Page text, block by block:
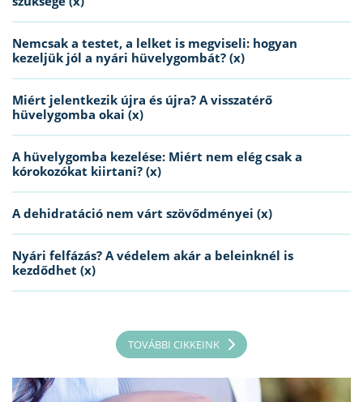
Nemcsak a testet, a lelket is megviseli: hogyan
kezeljük jól a nyári hüvelygombát? (x)
Miért jelentkezik újra és újra? A visszatérő
hüvelygomba okai (x)
A hüvelygomba kezelése: Miért nem elég csak a
kórokozókat kiirtani? (x)
A dehidratáció nem várt szövődményei (x)
Nyári felfázás? A védelem akár a beleinknél is
kezdődhet (x)
TOVÁBBI CIKKEINK